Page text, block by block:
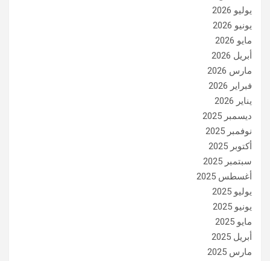
يوليو 2026
يونيو 2026
مايو 2026
أبريل 2026
مارس 2026
فبراير 2026
يناير 2026
ديسمبر 2025
نوفمبر 2025
أكتوبر 2025
سبتمبر 2025
أغسطس 2025
يوليو 2025
يونيو 2025
مايو 2025
أبريل 2025
مارس 2025